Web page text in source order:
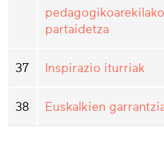
pedagogikoarekilako
partaidetza
37 Inspirazio iturriak
38 Euskalkien